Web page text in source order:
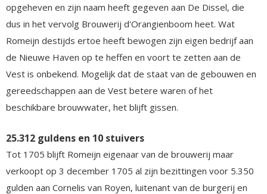
opgeheven en zijn naam heeft gegeven aan De Dissel, die
dus in het vervolg Brouwerij d'Orangienboom heet. Wat
Romeijn destijds ertoe heeft bewogen zijn eigen bedrijf aan
de Nieuwe Haven op te heffen en voort te zetten aan de
Vest is onbekend. Mogelijk dat de staat van de gebouwen en
gereedschappen aan de Vest betere waren of het
beschikbare brouwwater, het blijft gissen.
25.312 guldens en 10 stuivers
Tot 1705 blijft Romeijn eigenaar van de brouwerij maar
verkoopt op 3 december 1705 al zijn bezittingen voor 5.350
gulden aan Cornelis van Royen, luitenant van de burgerij en